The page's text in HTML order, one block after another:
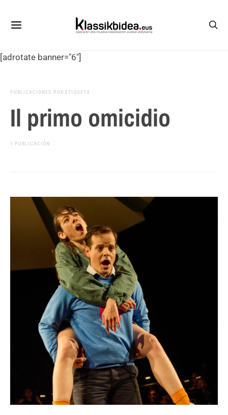
[adrotate banner="6"]
PUBLICACIONES POR ETIQUETA
Il primo omicidio
1 PUBLICACIÓN